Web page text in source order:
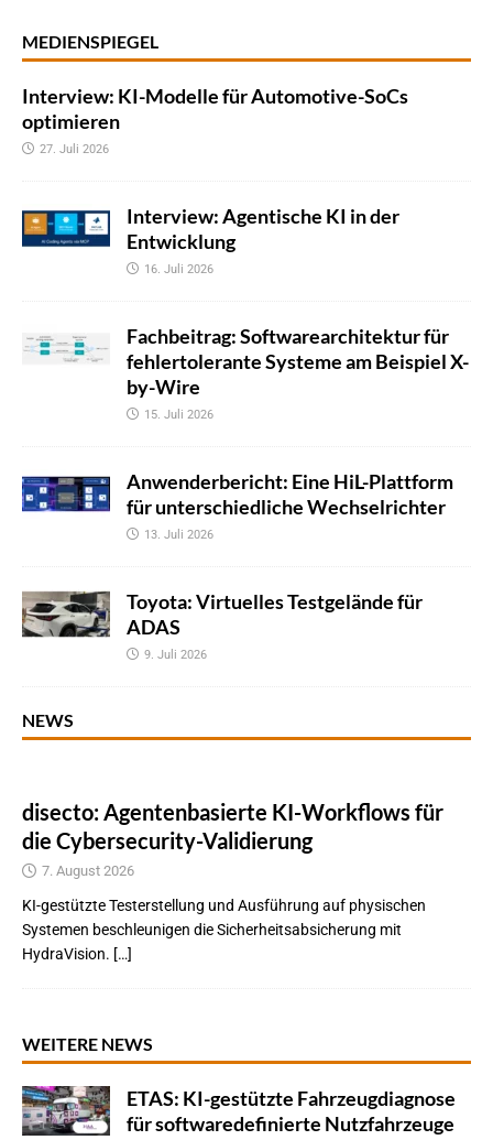
MEDIENSPIEGEL
Interview: KI-Modelle für Automotive-SoCs
optimieren
27. Juli 2026
Interview: Agentische KI in der
Entwicklung
16. Juli 2026
Fachbeitrag: Softwarearchitektur für
fehlertolerante Systeme am Beispiel X-
by-Wire
15. Juli 2026
Anwenderbericht: Eine HiL-Plattform
für unterschiedliche Wechselrichter
13. Juli 2026
Toyota: Virtuelles Testgelände für
ADAS
9. Juli 2026
NEWS
disecto: Agentenbasierte KI-Workflows für
die Cybersecurity-Validierung
7. August 2026
KI-gestützte Testerstellung und Ausführung auf physischen
Systemen beschleunigen die Sicherheitsabsicherung mit
HydraVision. […]
WEITERE NEWS
ETAS: KI-gestützte Fahrzeugdiagnose
für softwaredefinierte Nutzfahrzeuge